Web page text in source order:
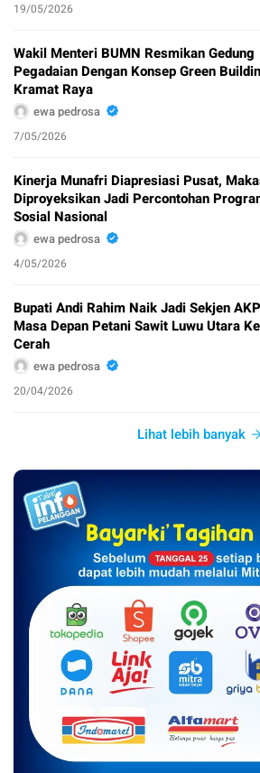
19/05/2026
Wakil Menteri BUMN Resmikan Gedung
Pegadaian Dengan Konsep Green
Kramat Raya
ewa pedrosa
7/05/2026
Kinerja Munafri Diapresiasi Pusat,
Diproyeksikan Jadi Percontohan
Sosial Nasional
ewa pedrosa
4/05/2026
Bupati Andi Rahim Naik Jadi Sekjen
Masa Depan Petani Sawit Luwu Utara
Cerah
ewa pedrosa
20/04/2026
Lihat lebih banyak